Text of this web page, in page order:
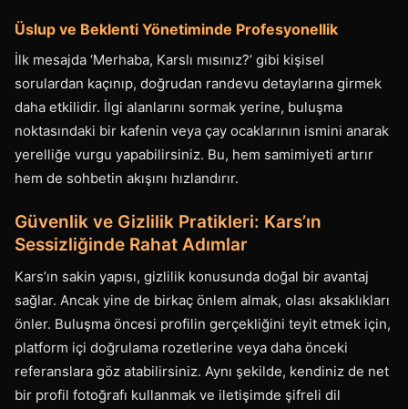
Üslup ve Beklenti Yönetiminde Profesyonellik
İlk mesajda ‘Merhaba, Karslı mısınız?’ gibi kişisel
sorulardan kaçınıp, doğrudan randevu detaylarına girmek
daha etkilidir. İlgi alanlarını sormak yerine, buluşma
noktasındaki bir kafenin veya çay ocaklarının ismini anarak
yerelliğe vurgu yapabilirsiniz. Bu, hem samimiyeti artırır
hem de sohbetin akışını hızlandırır.
Güvenlik ve Gizlilik Pratikleri: Kars’ın
Sessizliğinde Rahat Adımlar
Kars’ın sakin yapısı, gizlilik konusunda doğal bir avantaj
sağlar. Ancak yine de birkaç önlem almak, olası aksaklıkları
önler. Buluşma öncesi profilin gerçekliğini teyit etmek için,
platform içi doğrulama rozetlerine veya daha önceki
referanslara göz atabilirsiniz. Aynı şekilde, kendiniz de net
bir profil fotoğrafı kullanmak ve iletişimde şifreli dil